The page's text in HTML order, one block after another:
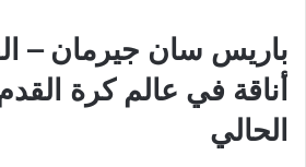
باريس سان جيرمان –
أناقة في عالم كرة
الحالي